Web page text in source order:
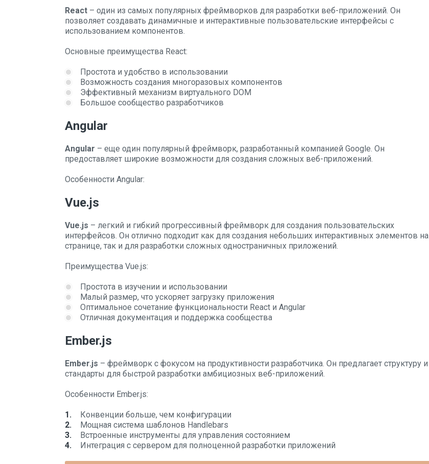
React – один из самых популярных фреймворков для разработки веб-приложений. Он
позволяет создавать динамичные и интерактивные пользовательские интерфейсы с
использованием компонентов.
Основные преимущества React:
Простота и удобство в использовании
Возможность создания многоразовых компонентов
Эффективный механизм виртуального DOM
Большое сообщество разработчиков
Angular
Angular – еще один популярный фреймворк, разработанный компанией Google. Он
предоставляет широкие возможности для создания сложных веб-приложений.
Особенности Angular:
Vue.js
Vue.js – легкий и гибкий прогрессивный фреймворк для создания пользовательских
интерфейсов. Он отлично подходит как для создания небольших интерактивных элементов на
странице, так и для разработки сложных одностраничных приложений.
Преимущества Vue.js:
Простота в изучении и использовании
Малый размер, что ускоряет загрузку приложения
Оптимальное сочетание функциональности React и Angular
Отличная документация и поддержка сообщества
Ember.js
Ember.js – фреймворк с фокусом на продуктивности разработчика. Он предлагает структуру и
стандарты для быстрой разработки амбициозных веб-приложений.
Особенности Ember.js:
Конвенции больше, чем конфигурации
Мощная система шаблонов Handlebars
Встроенные инструменты для управления состоянием
Интеграция с сервером для полноценной разработки приложений